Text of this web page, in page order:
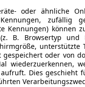
oder ähnliche
zufällig
Kennungen) können
B. Browsertyp und
unterstützte
gespeichert oder von
wiederzuerkennen,
Dies geschieht